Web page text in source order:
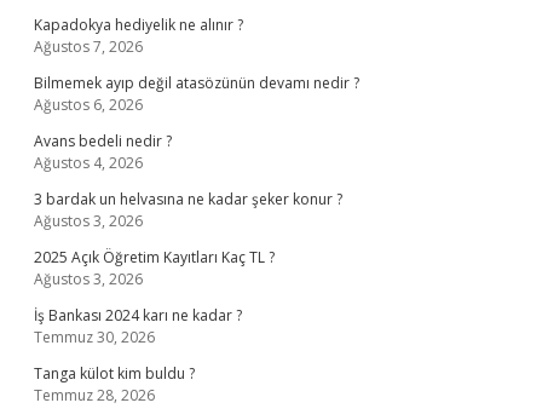
Kapadokya hediyelik ne alınır ?
Ağustos 7, 2026
Bilmemek ayıp değil atasözünün devamı nedir ?
Ağustos 6, 2026
Avans bedeli nedir ?
Ağustos 4, 2026
3 bardak un helvasına ne kadar şeker konur ?
Ağustos 3, 2026
2025 Açık Öğretim Kayıtları Kaç TL ?
Ağustos 3, 2026
İş Bankası 2024 karı ne kadar ?
Temmuz 30, 2026
Tanga külot kim buldu ?
Temmuz 28, 2026